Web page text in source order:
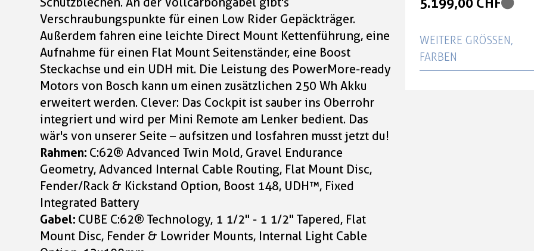
Verschraubungspunkte für einen Low Rider Gepäckträger.
Außerdem fahren eine leichte Direct Mount Kettenführung, eine
Aufnahme für einen Flat Mount Seitenständer, eine Boost
Steckachse und ein UDH mit. Die Leistung des PowerMore-ready
Motors von Bosch kann um einen zusätzlichen 250 Wh Akku
erweitert werden. Clever: Das Cockpit ist sauber ins Oberrohr
integriert und wird per Mini Remote am Lenker bedient. Das
wär's von unserer Seite – aufsitzen und losfahren musst jetzt du!
Rahmen: C:62® Advanced Twin Mold, Gravel Endurance
Geometry, Advanced Internal Cable Routing, Flat Mount Disc,
Fender/Rack & Kickstand Option, Boost 148, UDH™, Fixed
Integrated Battery
Gabel: CUBE C:62® Technology, 1 1/2" - 1 1/2" Tapered, Flat
Mount Disc, Fender & Lowrider Mounts, Internal Light Cable
Cube Nuroad Hybrid
iceblue'n'prism
5.199,00 CHF
WEITERE GRÖSSEN, F
ARBEN